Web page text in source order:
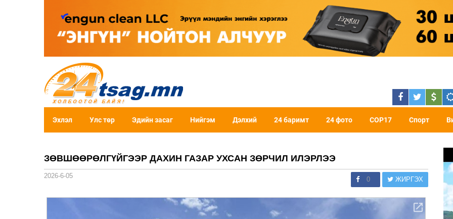
Эхлэл Улс төр Эдийн засаг Нийгэм Дэлхий 24 баримт 24 фото COP17 Спорт
ЗӨВШӨӨРӨЛГҮЙГЭЭР ДАХИН ГАЗАР УХСАН ЗӨРЧИЛ ИЛЭРЛЭЭ
2026-6-05 0 ЖИРГЭХ